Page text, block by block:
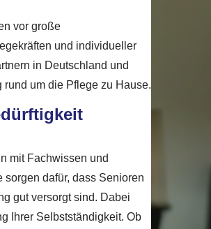
vor große
und individueller
in Deutschland und
um die Pflege zu Hause.
mit Fachwissen und
dafür, dass Senioren
gut versorgt sind. Dabei
Ihrer Selbstständigkeit. Ob